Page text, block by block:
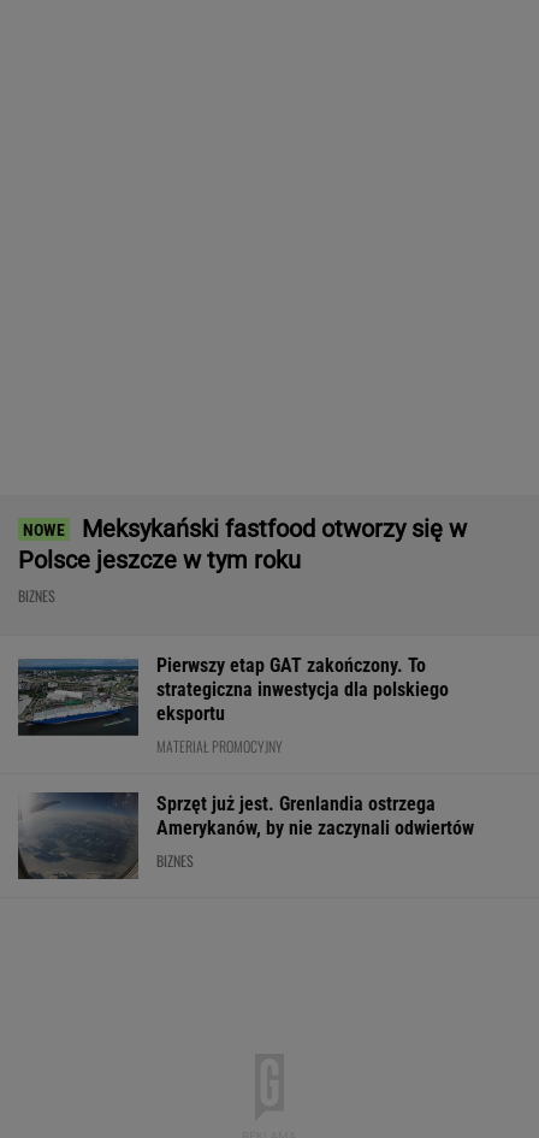
Sprzęt już jest. Grenlandia ostrzega